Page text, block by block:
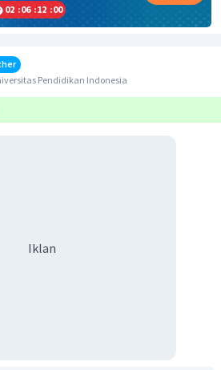
02 :06 :11 :59
Pendidikan Indonesia
Iklan